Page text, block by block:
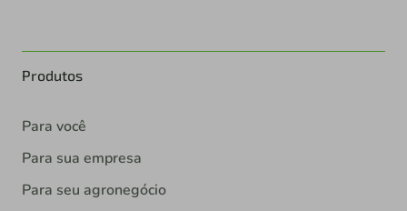
Produtos
Para você
Para sua empresa
Para seu agronegócio